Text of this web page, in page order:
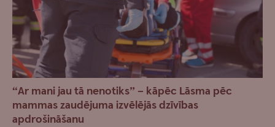
“Ar mani jau tā nenotiks” – kāpēc Lāsma pēc
mammas zaudējuma izvēlējās dzīvības
apdrošināšanu